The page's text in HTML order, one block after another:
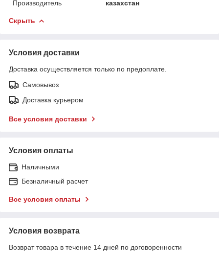
Производитель
казахстан
Скрыть
Условия доставки
Доставка осуществляется только по предоплате.
Самовывоз
Доставка курьером
Все условия доставки
Условия оплаты
Наличными
Безналичный расчет
Все условия оплаты
Условия возврата
Возврат товара в течение 14 дней по договоренности